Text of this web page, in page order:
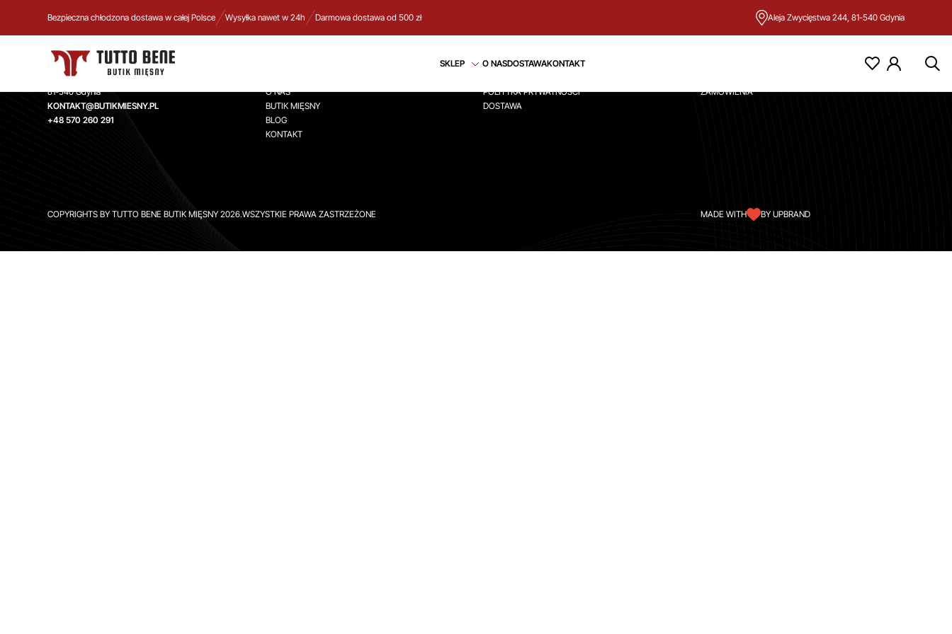
Bezpieczna chłodzona dostawa w całej Polsce Wysyłka nawet w 24h Darmowa dostawa od 500 zł Aleja Zwycięstwa 244, 81-540 Gdynia
SKLEP O NASDOSTAWAKONTAKT
TUTTO BENE BUTIK MIĘSNY
Aleja Zwycięstwa 244,
81-540 Gdynia
KONTAKT@BUTIKMIESNY.PL
+48 570 260 291
O NAS
BUTIK MIĘSNY
BLOG
KONTAKT
REGULAMIN
POLITYKA PRYWATNOŚCI
DOSTAWA
ZAMÓWIENIA
COPYRIGHTS BY TUTTO BENE BUTIK MIĘSNY 2026.WSZYSTKIE PRAWA ZASTRZEŻONE MADE WITH BY UPBRAND